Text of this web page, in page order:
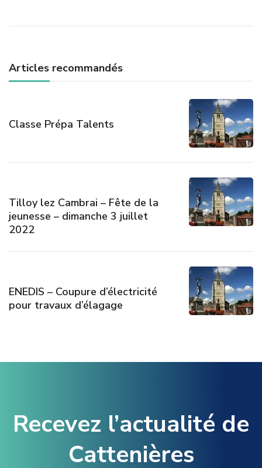
Articles recommandés
Classe Prépa Talents
Tilloy lez Cambrai – Fête de la
jeunesse – dimanche 3 juillet
2022
ENEDIS – Coupure d’électricité
pour travaux d’élagage
Recevez l’actualité de
Cattenières